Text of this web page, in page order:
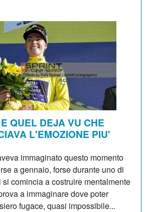
QUEL DEJA VU CHE
L'EMOZIONE PIU'
immaginato questo momento
a gennaio, forse durante uno di
comincia a costruire mentalmente
a immaginare dove poter
fugace, quasi impossibile...